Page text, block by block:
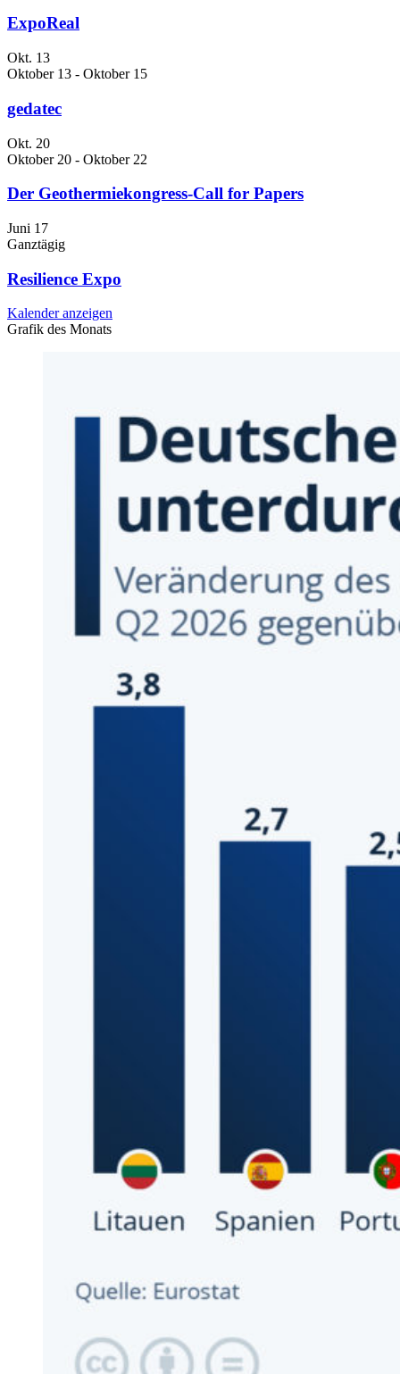
ExpoReal
Okt. 13
Oktober 13 - Oktober 15
gedatec
Okt. 20
Oktober 20 - Oktober 22
Der Geothermiekongress-Call for Papers
Juni 17
Ganztägig
Resilience Expo
Kalender anzeigen
Grafik des Monats